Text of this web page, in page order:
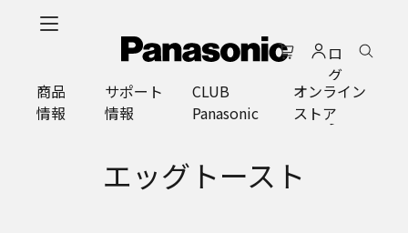
ロ
グ
イ
ン
商品
情報
サポート
情報
CLUB
Panasonic
オンライン
ストア
エッグトースト